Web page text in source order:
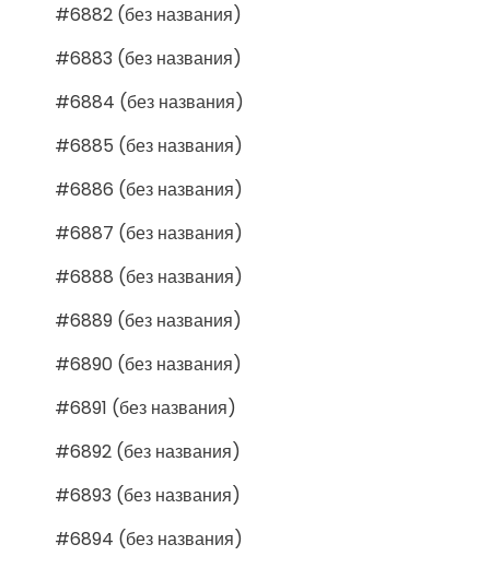
#6882 (без названия)
#6883 (без названия)
#6884 (без названия)
#6885 (без названия)
#6886 (без названия)
#6887 (без названия)
#6888 (без названия)
#6889 (без названия)
#6890 (без названия)
#6891 (без названия)
#6892 (без названия)
#6893 (без названия)
#6894 (без названия)